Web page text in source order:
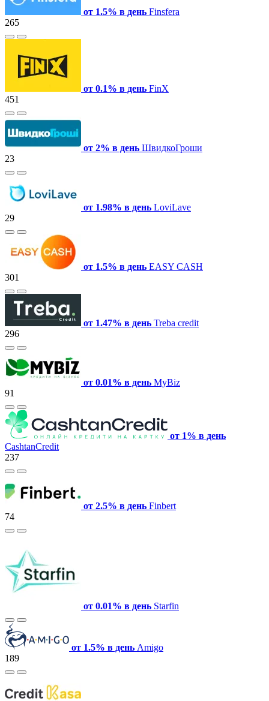
от 1.5% в день Finsfera
265
от 0.1% в день FinX
451
от 2% в день ШвидкоГроши
23
от 1.98% в день LoviLave
29
от 1.5% в день EASY CASH
301
от 1.47% в день Treba credit
296
от 0.01% в день MyBiz
91
от 1% в день
CashtanCredit
237
от 2.5% в день Finbert
74
от 0.01% в день Starfin
от 1.5% в день Amigo
189